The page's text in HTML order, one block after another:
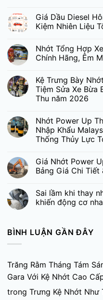
Giá Dầu Diesel
Kiệm Nhiên Liệu
Nhớt Tổng Hợp
Chính Hãng, Êm
Kệ Trưng Bày
Tiệm Sửa Xe Bừa
Thu năm 2026
Nhớt Power Up
Nhập Khẩu
Thống Thủy Lực
Giá Nhớt Power
Bảng Giá Chi
Sai lầm khi thay
khiến động cơ
BÌNH LUẬN GẦN ĐÂY
Trăng Rằm Tháng Tám
Gara Với Kệ Nhớt Cao
trong Trưng Kệ Nhớt Như